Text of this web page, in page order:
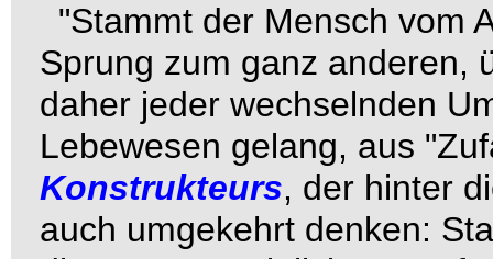
"Stammt der Mensch vom
Sprung zum ganz anderen,
daher jeder wechselnden
Lebewesen gelang, aus
Konstrukteurs, der hinter
auch umgekehrt denken: